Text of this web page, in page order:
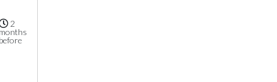
2
months
before